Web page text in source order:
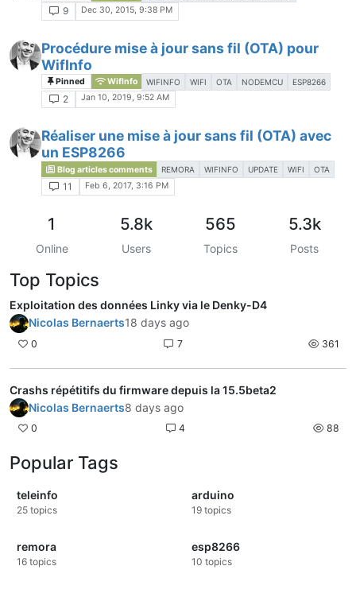
9 Dec 30, 2015, 9:38 PM
Procédure mise à jour sans fil (OTA) pour
WifInfo
Pinned WifInfo WIFINFO WIFI OTA NODEMCU ESP8266
2 Jan 10, 2019, 9:52 AM
Réaliser une mise à jour sans fil (OTA) avec
un ESP8266
Blog articles comments REMORA WIFINFO UPDATE WIFI OTA
11 Feb 6, 2017, 3:16 PM
1
Online
5.8k
Users
565
Topics
5.3k
Posts
Top Topics
Exploitation des données Linky via le Denky-D4
Nicolas Bernaerts18 days ago
0 7 361
Crashs répétitifs du firmware depuis la 15.5beta2
Nicolas Bernaerts8 days ago
0 4 88
Popular Tags
teleinfo
25 topics
arduino
19 topics
remora
16 topics
esp8266
10 topics